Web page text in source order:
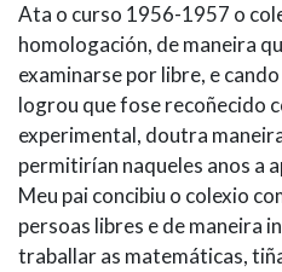
Ata o curso 1956-1957 o
homologación, de maneira
examinarse por libre, e
logrou que fose recoñecido
experimental, doutra
permitirían naqueles anos a
Meu pai concibiu o colexio
persoas libres e de maneira
traballar as matemáticas,